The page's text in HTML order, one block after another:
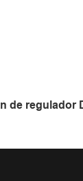
de regulador